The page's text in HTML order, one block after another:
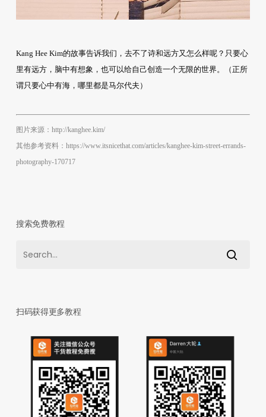
Kang Hee Kim的故事告诉我们，去不了诗和远方又怎么样呢？只要心
里有远方，脑中有想象，也可以给自己创造一个无限的世界。（正所
谓只要心中有海，哪里都是马尔代夫）
图片来源：http://kanghee.kim/
其他参考资料：https://www.itsnicethat.com/articles/kanghee-kim-street-errands-
photography-170717
搜索免费教程
扫码获得更多教程